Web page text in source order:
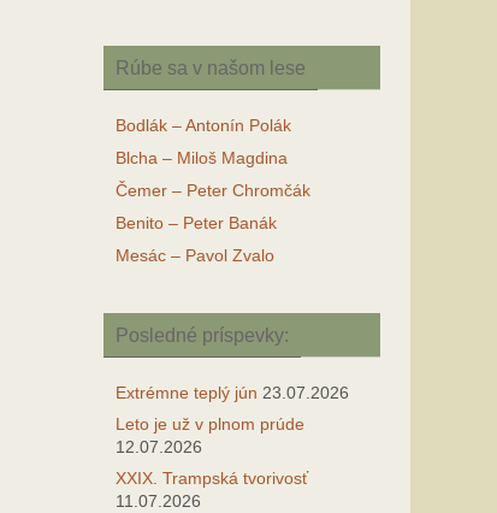
Rúbe sa v našom lese
Bodlák – Antonín Polák
Blcha – Miloš Magdina
Čemer – Peter Chromčák
Benito – Peter Banák
Mesác – Pavol Zvalo
Posledné príspevky:
Extrémne teplý jún 23.07.2026
Leto je už v plnom prúde
12.07.2026
XXIX. Trampská tvorivosť
11.07.2026